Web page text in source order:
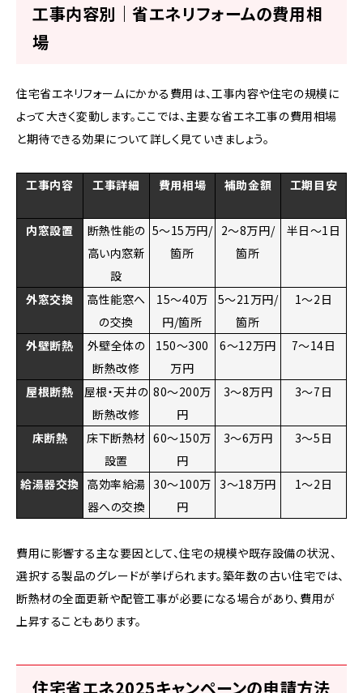
工事内容別｜省エネリフォームの費用相
場
住宅省エネリフォームにかかる費用は、工事内容や住宅の規模に
よって大きく変動します。ここでは、主要な省エネ工事の費用相場
と期待できる効果について詳しく見ていきましょう。
工事内容 工事詳細 費用相場 補助金額 工期目安
内窓設置
断熱性能の
高い内窓新
設
5～15万円/
箇所
2～8万円/
箇所
半日～1日
外窓交換
高性能窓へ
の交換
15～40万
円/箇所
5～21万円/
箇所
1～2日
外壁断熱
外壁全体の
断熱改修
150～300
万円
6～12万円 7～14日
屋根断熱
屋根・天井の
断熱改修
80～200万
円
3～8万円 3～7日
床断熱
床下断熱材
設置
60～150万
円
3～6万円 3～5日
給湯器交換 高効率給湯
器への交換
30～100万
円
3～18万円 1～2日
費用に影響する主な要因として、住宅の規模や既存設備の状況、
選択する製品のグレードが挙げられます。築年数の古い住宅では、
断熱材の全面更新や配管工事が必要になる場合があり、費用が
上昇することもあります。
住宅省エネ2025キャンペーンの申請方法